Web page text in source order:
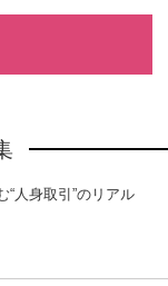
“人身取引”のリアル